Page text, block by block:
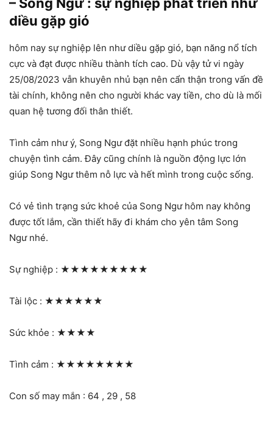
– Song Ngư : sự nghiệp phát triển như
diều gặp gió
hôm nay sự nghiệp lên như diều gặp gió, bạn năng nổ tích
cực và đạt được nhiều thành tích cao. Dù vậy tử vi ngày
25/08/2023 vẫn khuyên nhủ bạn nên cẩn thận trong vấn đề
tài chính, không nên cho người khác vay tiền, cho dù là mối
quan hệ tương đối thân thiết.
Tình cảm như ý, Song Ngư đặt nhiều hạnh phúc trong
chuyện tình cảm. Đây cũng chính là nguồn động lực lớn
giúp Song Ngư thêm nỗ lực và hết mình trong cuộc sống.
Có vẻ tình trạng sức khoẻ của Song Ngư hôm nay không
được tốt lắm, cần thiết hãy đi khám cho yên tâm Song
Ngư nhé.
Sự nghiệp : ★★★★★★★★★
Tài lộc : ★★★★★★
Sức khỏe : ★★★★
Tình cảm : ★★★★★★★★
Con số may mắn : 64 , 29 , 58